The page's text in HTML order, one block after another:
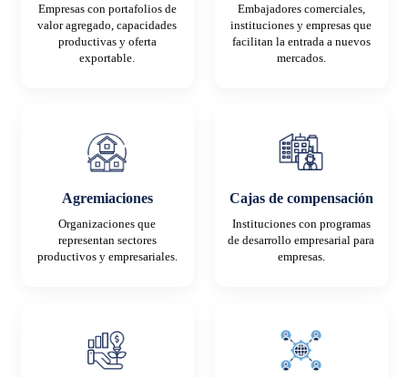
Empresas con portafolios de
valor agregado, capacidades
productivas y oferta
exportable.
Embajadores comerciales,
instituciones y empresas que
facilitan la entrada a nuevos
mercados.
Agremiaciones
Organizaciones que
representan sectores
productivos y empresariales.
Cajas de compensación
Instituciones con programas
de desarrollo empresarial para
empresas.